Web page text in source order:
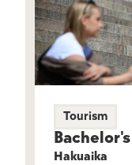
Tourism
Hakuaika